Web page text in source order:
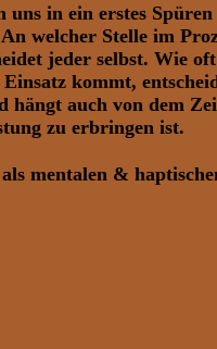
uns in ein erstes Spüren
welcher Stelle im
jeder selbst. Wie
kommt,
hängt auch von dem
zu erbringen ist.
als mentalen &